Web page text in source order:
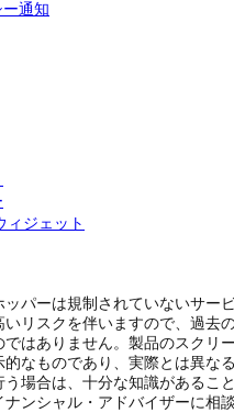
通知
ィジェット
パーは規制されていないサー
リスクを伴いますので、過去
はありません。製品のスクリ
なものであり、実際とは異な
う場合は、十分な知識があるこ
ンシャル・アドバイザーに相